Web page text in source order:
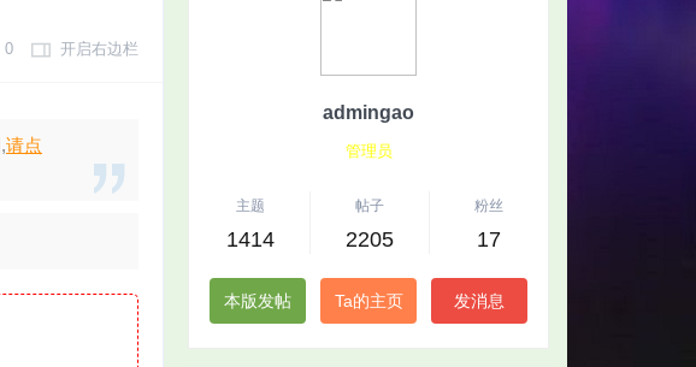
admingao
管理员
主题
1414
帖子
2205
粉丝
17
本版发帖 Ta的主页 发消息
开启右边栏
0
请点